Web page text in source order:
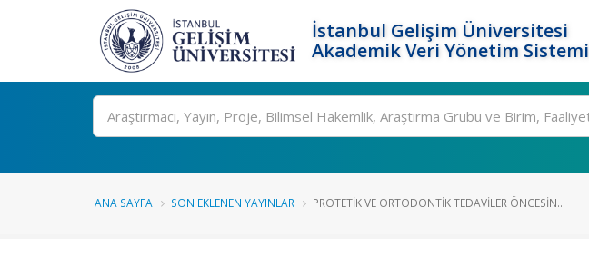
İstanbul Gelişim Üniversitesi
Akademik Veri Yönetim Sistemi
Ara
ANA SAYFA SON EKLENEN YAYINLAR PROTETIK VE ORTODONTIK TEDAVILER ÖNCESIN...